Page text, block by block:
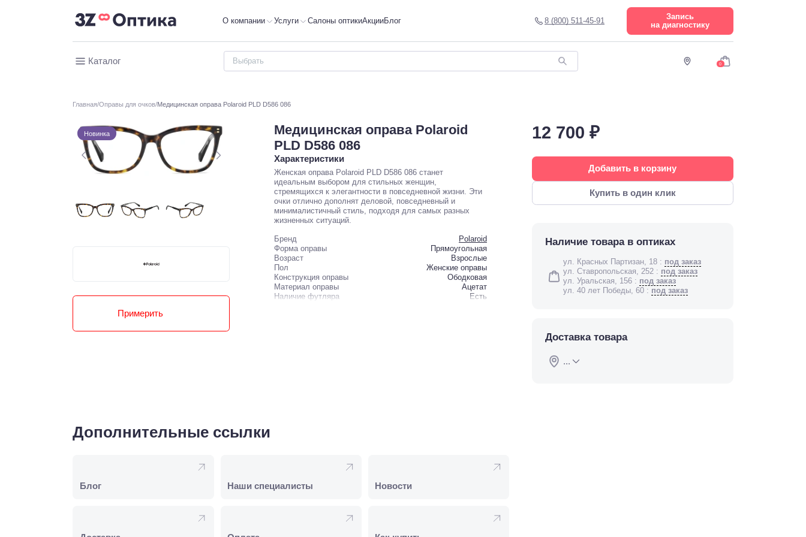
О компании Услуги Салоны оптикиАкцииБлог 8 (800) 511-45-91
Запись
на диагностику
Каталог 0
Главная Оправы для очков Медицинская оправа Polaroid PLD D586 086
Новинка
Медицинская оправа Polaroid
PLD D586 086
Характеристики
Женская оправа Polaroid PLD D586 086 станет
идеальным выбором для стильных женщин,
стремящихся к элегантности в повседневной жизни. Эти
очки отлично дополнят деловой, повседневный и
минималистичный стиль, подходя для самых разных
жизненных ситуаций.
Бренд
Polaroid
Форма оправы
Прямоугольная
Возраст
Взрослые
Пол
Женские оправы
Конструкция оправы
Ободковая
Материал оправы
Ацетат
Наличие футляра
Есть
12 700 ₽
Примерить
Добавить в корзину
Купить в один клик
Наличие товара в оптиках
ул. Красных Партизан, 18 : под заказ
ул. Ставропольская, 252 : под заказ
ул. Уральская, 156 : под заказ
ул. 40 лет Победы, 60 : под заказ
Доставка товара
...
Дополнительные ссылки
Блог Наши специалисты Новости